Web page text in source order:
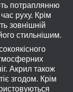
потраплянню
руху. Крім
зовнішній
стильнішим.
Акрил також
згодом. Крім